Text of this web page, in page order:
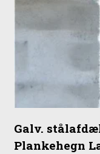
Galv.
Plankehegn